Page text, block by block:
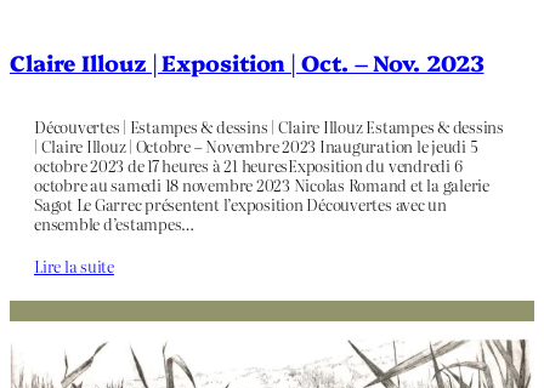
Claire Illouz | Exposition | Oct. – Nov. 2023
Découvertes | Estampes & dessins | Claire Illouz Estampes & dessins
| Claire Illouz | Octobre – Novembre 2023 Inauguration le jeudi 5
octobre 2023 de 17 heures à 21 heuresExposition du vendredi 6
octobre au samedi 18 novembre 2023 Nicolas Romand et la galerie
Sagot Le Garrec présentent l’exposition Découvertes avec un
ensemble d’estampes…
Lire la suite